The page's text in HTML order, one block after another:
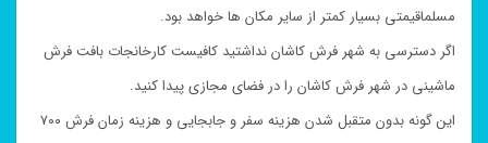
مسلماقیمتی بسیار کمتر از سایر مکان ها خواهد بود.
اگر دسترسی به شهر فرش کاشان نداشتید کافیست کارخانجات بافت فرش
ماشینی در شهر فرش کاشان را در فضای مجازی پیدا کنید.
این گونه بدون متقبل شدن هزینه سفر و جابجایی و هزینه زمان فرش ۷۰۰